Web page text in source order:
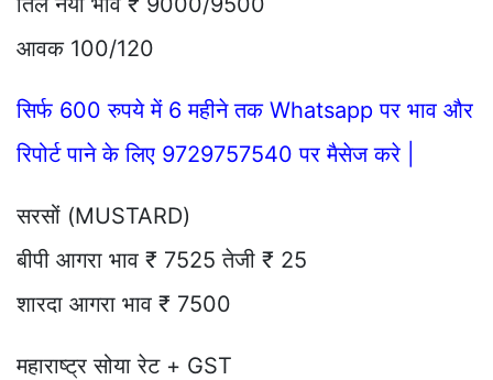
आवक 100/120
सिर्फ 600 रुपये में 6 महीने तक Whatsapp पर भाव और
रिपोर्ट पाने के लिए 9729757540 पर मैसेज करे |
सरसों (MUSTARD)
बीपी आगरा भाव ₹ 7525 तेजी ₹ 25
शारदा आगरा भाव ₹ 7500
महाराष्ट्र सोया रेट + GST